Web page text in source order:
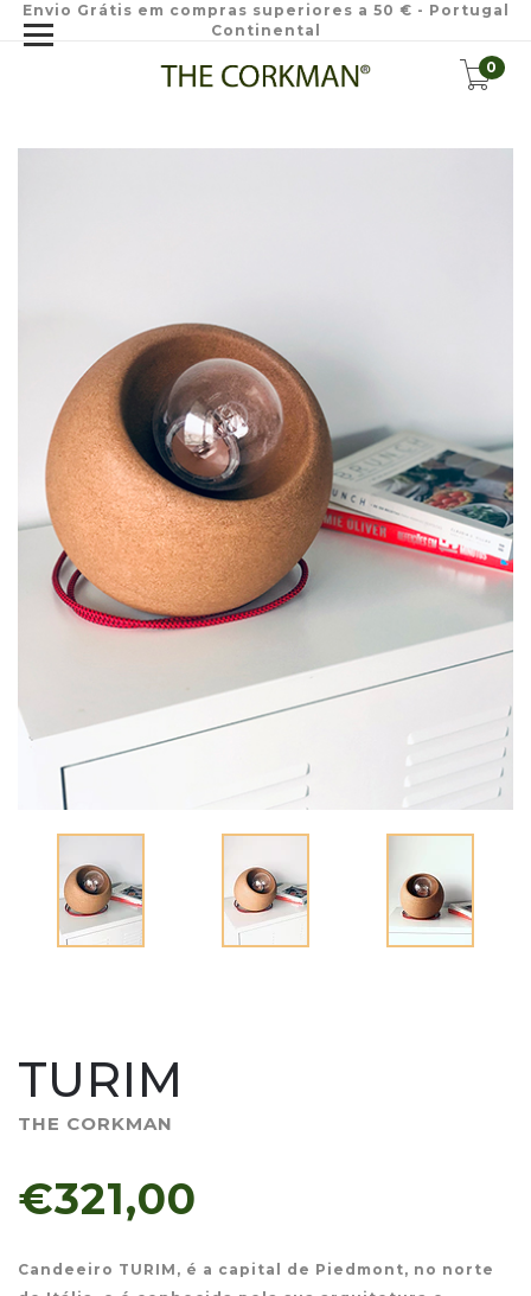
Envio Grátis em compras superiores a 50 € - Portugal
Continental
0
TURIM
THE CORKMAN
€321,00
Candeeiro TURIM, é a capital de Piedmont, no norte